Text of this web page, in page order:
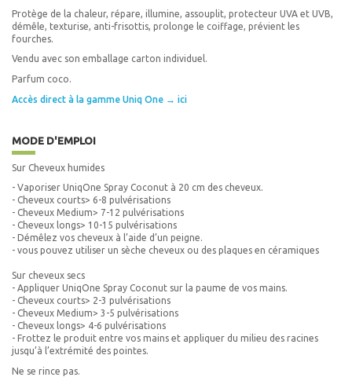
Protège de la chaleur, répare, illumine, assouplit, protecteur UVA et UVB,
démêle, texturise, anti-frisottis, prolonge le coiffage, prévient les
fourches.
Vendu avec son emballage carton individuel.
Parfum coco.
Accès direct à la gamme Uniq One → ici
MODE D'EMPLOI
Sur Cheveux humides
- Vaporiser UniqOne Spray Coconut à 20 cm des cheveux.
- Cheveux courts> 6-8 pulvérisations
- Cheveux Medium> 7-12 pulvérisations
- Cheveux longs> 10-15 pulvérisations
- Démêlez vos cheveux à l’aide d’un peigne.
- vous pouvez utiliser un sèche cheveux ou des plaques en céramiques
Sur cheveux secs
- Appliquer UniqOne Spray Coconut sur la paume de vos mains.
- Cheveux courts> 2-3 pulvérisations
- Cheveux Medium> 3-5 pulvérisations
- Cheveux longs> 4-6 pulvérisations
- Frottez le produit entre vos mains et appliquer du milieu des racines
jusqu’à l’extrémité des pointes.
Ne se rince pas.